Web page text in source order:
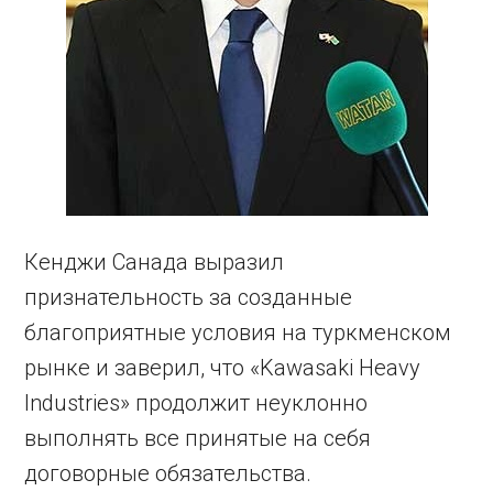
Кенджи Санада выразил
признательность за созданные
благоприятные условия на туркменском
рынке и заверил, что «Kawasaki Heavy
Industries» продолжит неуклонно
выполнять все принятые на себя
договорные обязательства.